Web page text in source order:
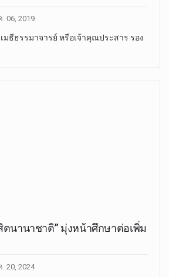
. 06, 2019
มธีธรรมาจารย์ หรือเจ้าคุณประสาร รอง
ตนานาชาติ” มุ่งหน้าศึกษาต่อเพิ่ม
. 20, 2024